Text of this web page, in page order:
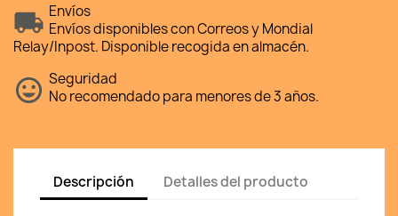
Envíos
Envíos disponibles con Correos y Mondial
Relay/Inpost. Disponible recogida en almacén.
Seguridad
No recomendado para menores de 3 años.
Descripción Detalles del producto